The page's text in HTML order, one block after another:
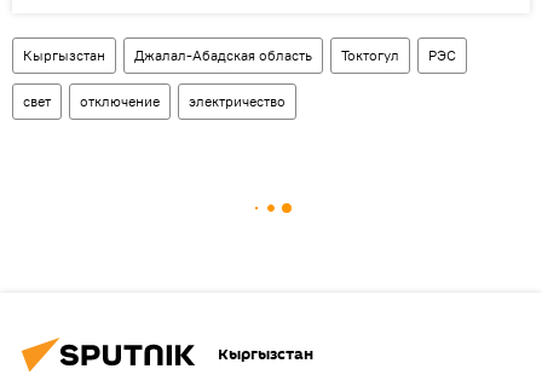
Кыргызстан Джалал-Абадская область Токтогул РЭС
свет отключение электричество
Кыргызстан